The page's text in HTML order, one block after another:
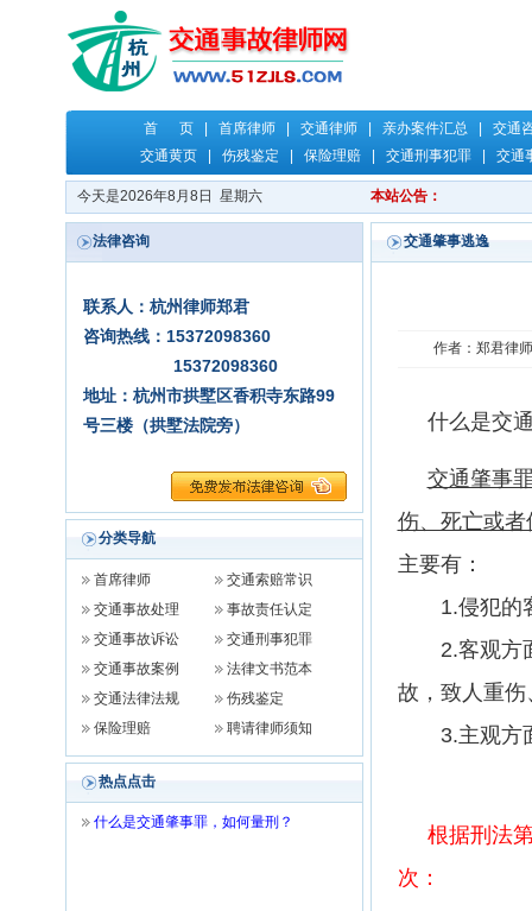
首 页 首席律师 交通律师 亲办案件汇总
交通
交通黄页
伤残鉴定 保险理赔 交通刑事犯罪 交通
今天是2026年8月8日 星期六 本站公告：
法律咨询
联系人：杭州律师郑君
咨询热线：15372098360
15372098360
地址：杭州市拱墅区香积寺东路99
号三楼（拱墅法院旁）
分类导航
首席律师
交通索赔常识
交通事故处理
事故责任认定
交通事故诉讼
交通刑事犯罪
交通事故案例
法律文书范本
交通法律法规
伤残鉴定
保险理赔
聘请律师须知
热点点击
什么是交通肇事罪，如何量刑？
交通肇事逃逸
作者：郑君律
什么是交通
交通肇事
伤、死亡或
主要有：
1.侵犯的客
2.客观方面
故，致人重
3.主观方
根据刑法
次：